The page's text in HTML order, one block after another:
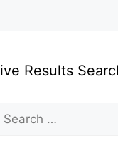
Results